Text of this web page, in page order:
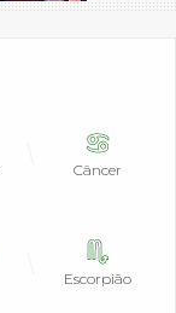
Câncer
Escorpião